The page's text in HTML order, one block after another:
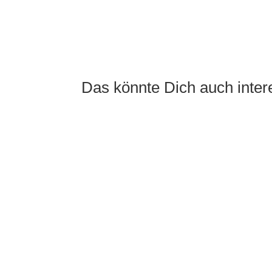
Das könnte Dich auch